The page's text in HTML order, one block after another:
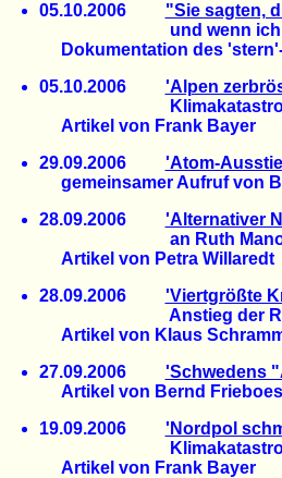
05.10.2006 "Sie sagten,
und wenn ich nein
Dokumentation des
05.10.2006 'Alpen
Klimakatastrophe
Artikel von Frank Bayer
29.09.2006 'Atom-
gemeinsamer Aufruf von
28.09.2006 'Alternativer
an Ruth Manorama
Artikel von Petra Willaredt
28.09.2006 'Viertgrößte
Anstieg der
Artikel von Klaus
27.09.2006 'Schwedens
Artikel von Bernd
19.09.2006 'Nordpol
Klimakatastrophe
Artikel von Frank Bayer